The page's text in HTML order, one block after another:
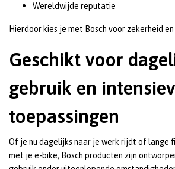
Wereldwijde reputatie
Hierdoor kies je met Bosch voor zekerheid
Geschikt voor
gebruik en
toepassingen
Of je nu dagelijks naar je werk rijdt of lange
met je e-bike, Bosch producten zijn